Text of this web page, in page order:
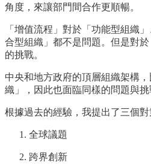
角度，來讓部門間合作更順暢。
「增值流程」對於「功能型組織
合型組織」都不是問題。但是對
的挑戰。
中央和地方政府的頂層組織架構
織」，因此也面臨同樣的問題與挑
根據過去的經驗，我提出了三個對
全球議題
跨界創新